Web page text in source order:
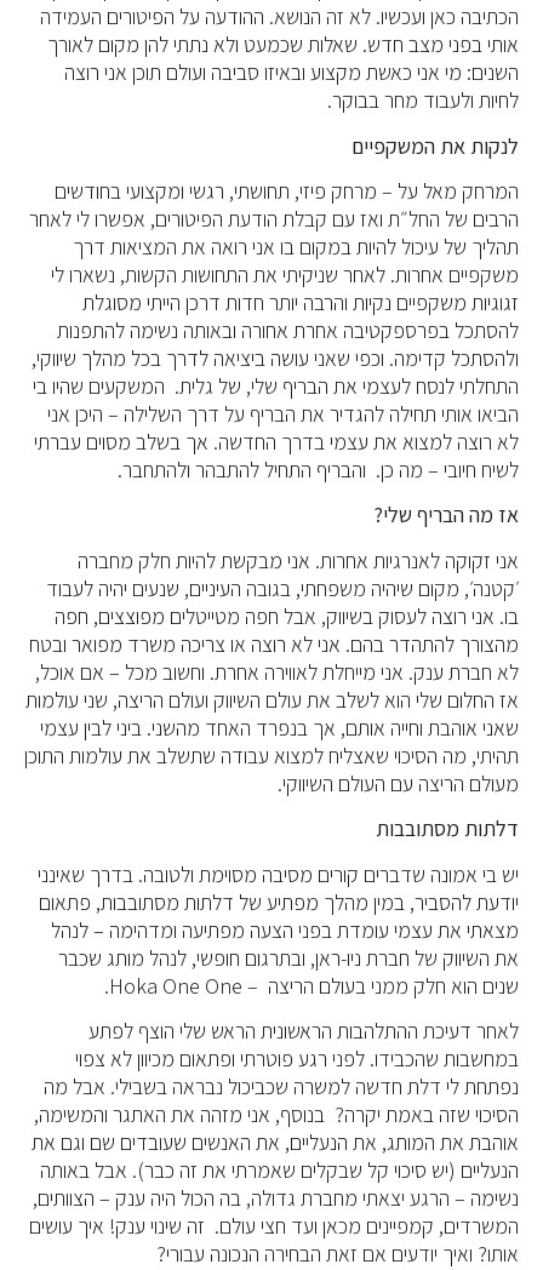
הכתיבה כאן ועכשיו. לא זה הנושא. ההודעה על הפיטורים העמידה
אותי בפני מצב חדש. שאלות שכמעט ולא נתתי להן מקום לאורך
השנים: מי אני כאשת מקצוע ובאיזו סביבה ועולם תוכן אני רוצה
לחיות ולעבוד מחר בבוקר.
לנקות את המשקפיים
המרחק מאל על – מרחק פיזי, תחושתי, רגשי ומקצועי בחודשים
הרבים של החל״ת ואז עם קבלת הודעת הפיטורים, אפשרו לי לאחר
תהליך של עיכול להיות במקום בו אני רואה את המציאות דרך
משקפיים אחרות. לאחר שניקיתי את התחושות הקשות, נשארו לי
זגוגיות משקפיים נקיות והרבה יותר חדות דרכן הייתי מסוגלת
להסתכל בפרספקטיבה אחרת אחורה ובאותה נשימה להתפנות
ולהסתכל קדימה. וכפי שאני עושה ביציאה לדרך בכל מהלך שיווקי,
התחלתי לנסח לעצמי את הבריף שלי, של גלית. המשקעים שהיו בי
הביאו אותי תחילה להגדיר את הבריף על דרך השלילה – היכן אני
לא רוצה למצוא את עצמי בדרך החדשה. אך בשלב מסוים עברתי
לשיח חיובי – מה כן. והבריף התחיל להתבהר ולהתחבר.
אז מה הבריף שלי?
אני זקוקה לאנרגיות אחרות. אני מבקשת להיות חלק מחברה
׳קטנה׳, מקום שיהיה משפחתי, בגובה העיניים, שנעים יהיה לעבוד
בו. אני רוצה לעסוק בשיווק, אבל חפה מטייטלים מפוצצים, חפה
מהצורך להתהדר בהם. אני לא רוצה או צריכה משרד מפואר ובטח
לא חברת ענק. אני מייחלת לאווירה אחרת. וחשוב מכל – אם אוכל,
אז החלום שלי הוא לשלב את עולם השיווק ועולם הריצה, שני עולמות
שאני אוהבת וחייה אותם, אך בנפרד האחד מהשני. ביני לבין עצמי
תהיתי, מה הסיכוי שאצליח למצוא עבודה שתשלב את עולמות התוכן
מעולם הריצה עם העולם השיווקי.
דלתות מסתובבות
יש בי אמונה שדברים קורים מסיבה מסוימת ולטובה. בדרך שאינני
יודעת להסביר, במין מהלך מפתיע של דלתות מסתובבות, פתאום
מצאתי את עצמי עומדת בפני הצעה מפתיעה ומדהימה – לנהל
את השיווק של חברת ניו-ראן, ובתרגום חופשי, לנהל מותג שכבר
שנים הוא חלק ממני בעולם הריצה – Hoka One One.
לאחר דעיכת ההתלהבות הראשונית הראש שלי הוצף לפתע
במחשבות שהכבידו. לפני רגע פוטרתי ופתאום מכיוון לא צפוי
נפתחת לי דלת חדשה למשרה שכביכול נבראה בשבילי. אבל מה
הסיכוי שזה באמת יקרה? בנוסף, אני מזהה את האתגר והמשימה,
אוהבת את המותג, את הנעליים, את האנשים שעובדים שם וגם את
הנעליים (יש סיכוי קל שבקלים שאמרתי את זה כבר). אבל באותה
נשימה – הרגע יצאתי מחברת גדולה, בה הכול היה ענק – הצוותים,
המשרדים, קמפיינים מכאן ועד חצי עולם. זה שינוי ענק! איך עושים
אותו? ואיך יודעים אם זאת הבחירה הנכונה עבורי?